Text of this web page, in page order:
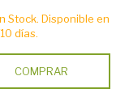
Stock. Disponible en
días.
COMPRAR